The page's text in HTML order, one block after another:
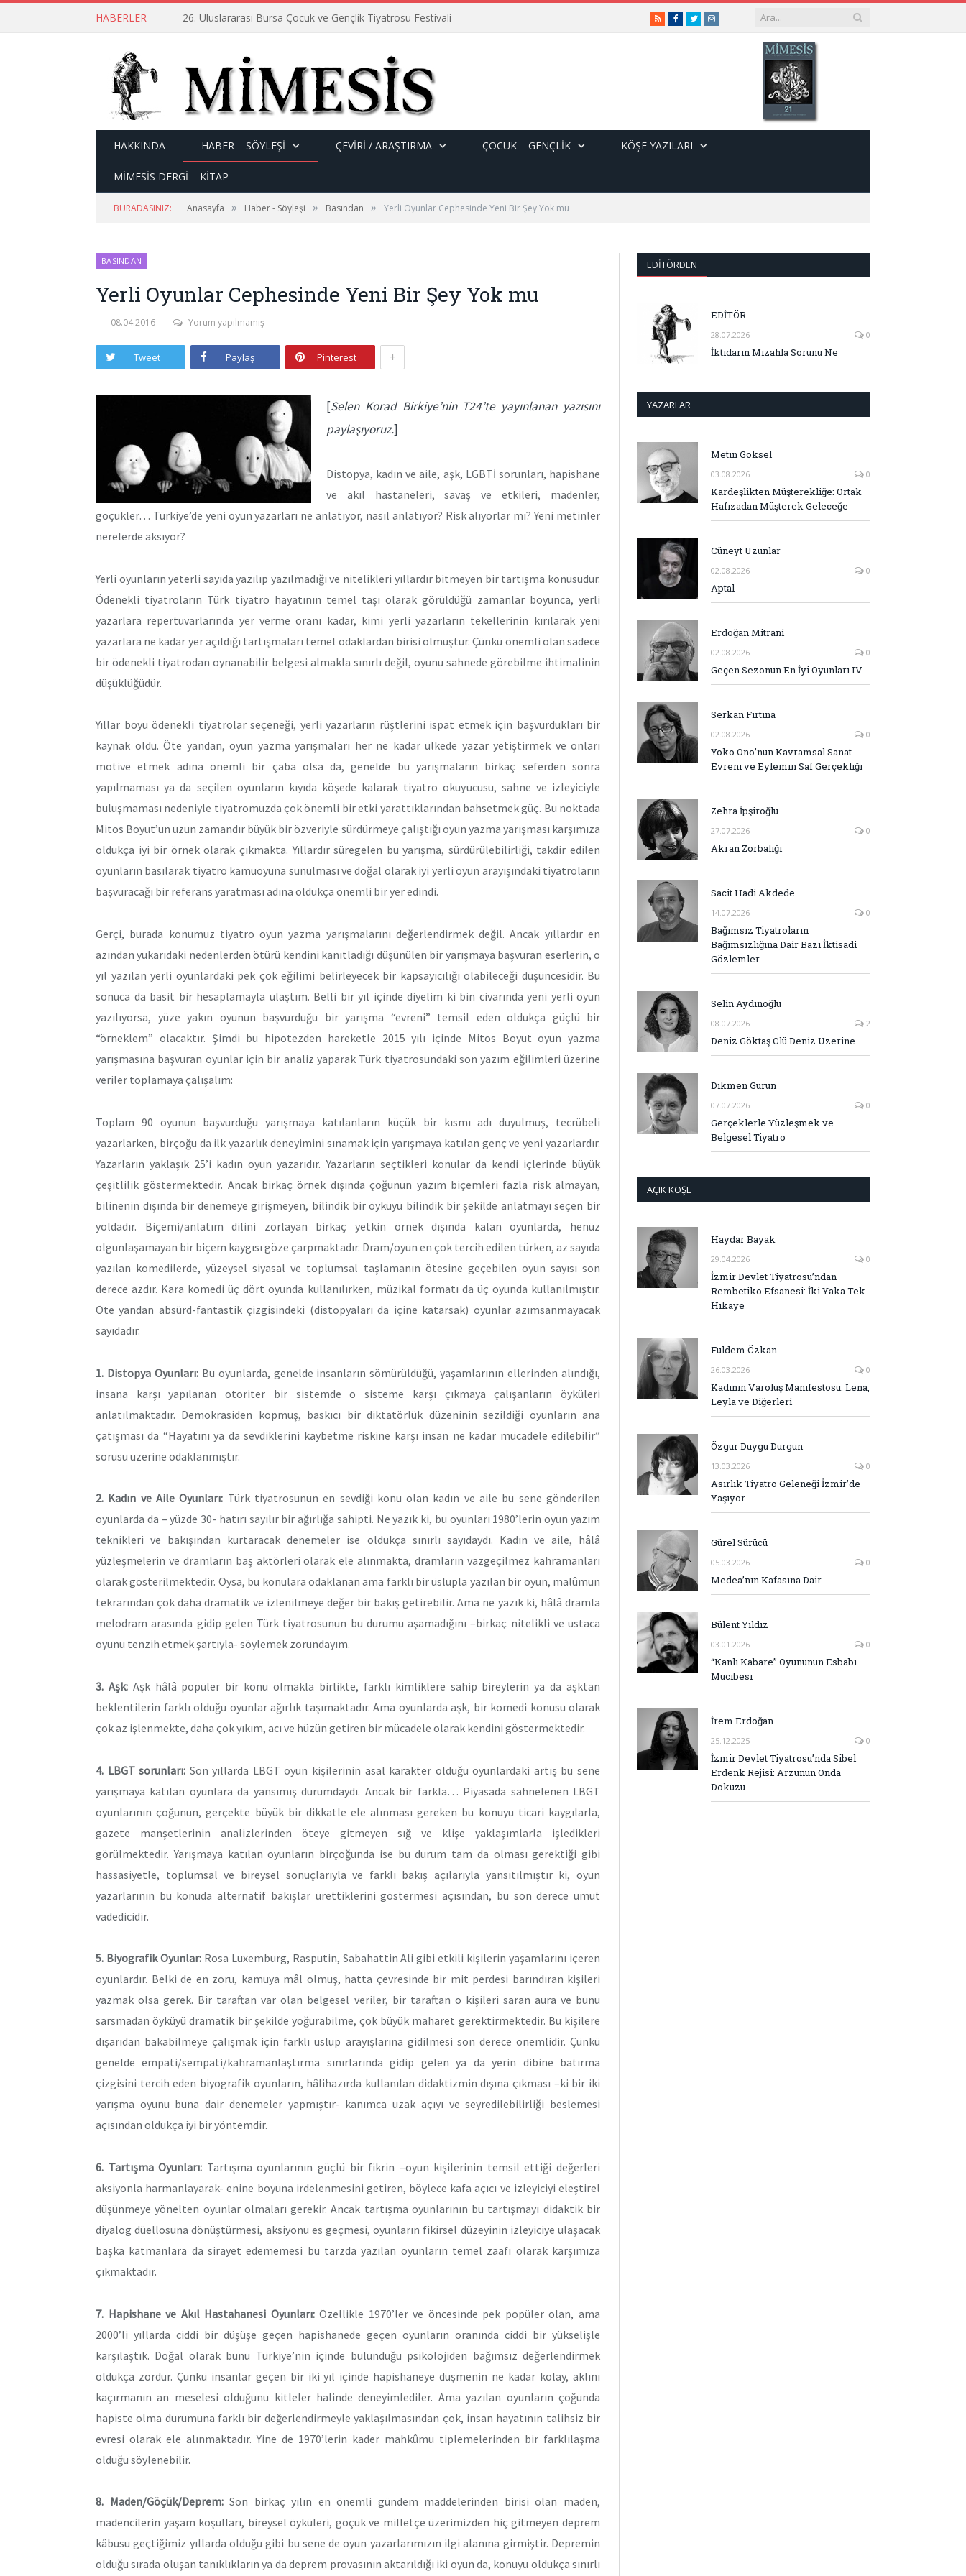
HABERLER 26. Uluslararası Bursa Çocuk ve Gençlik Tiyatrosu Festivali RSSFacebook
TwitterInstagram
HAKKINDA HABER – SÖYLEŞI ÇEVİRİ / ARAŞTIRMA ÇOCUK – GENÇLIK KÖŞE YAZILARI
MİMESİS DERGİ – KİTAP
BURADASINIZ: Anasayfa » Haber - Söyleşi » Basından » Yerli Oyunlar Cephesinde Yeni Bir Şey Yok mu
BASINDAN
Yerli Oyunlar Cephesinde Yeni Bir Şey Yok mu
08.04.2016 Yorum yapılmamış
Tweet Paylaş Pinterest +
[Selen Korad Birkiye’nin T24’te yayınlanan yazısını
paylaşıyoruz.]
Distopya, kadın ve aile, aşk, LGBTİ sorunları, hapishane
ve akıl hastaneleri, savaş ve etkileri, madenler,
göçükler… Türkiye’de yeni oyun yazarları ne anlatıyor, nasıl anlatıyor? Risk alıyorlar mı? Yeni metinler
nerelerde aksıyor?
Yerli oyunların yeterli sayıda yazılıp yazılmadığı ve nitelikleri yıllardır bitmeyen bir tartışma konusudur.
Ödenekli tiyatroların Türk tiyatro hayatının temel taşı olarak görüldüğü zamanlar boyunca, yerli
yazarlara repertuvarlarında yer verme oranı kadar, kimi yerli yazarların tekellerinin kırılarak yeni
yazarlara ne kadar yer açıldığı tartışmaları temel odaklardan birisi olmuştur. Çünkü önemli olan sadece
bir ödenekli tiyatrodan oynanabilir belgesi almakla sınırlı değil, oyunu sahnede görebilme ihtimalinin
düşüklüğüdür.
Yıllar boyu ödenekli tiyatrolar seçeneği, yerli yazarların rüştlerini ispat etmek için başvurdukları bir
kaynak oldu. Öte yandan, oyun yazma yarışmaları her ne kadar ülkede yazar yetiştirmek ve onları
motive etmek adına önemli bir çaba olsa da, genelde bu yarışmaların birkaç seferden sonra
yapılmaması ya da seçilen oyunların kıyıda köşede kalarak tiyatro okuyucusu, sahne ve izleyiciyle
buluşmaması nedeniyle tiyatromuzda çok önemli bir etki yarattıklarından bahsetmek güç. Bu noktada
Mitos Boyut’un uzun zamandır büyük bir özveriyle sürdürmeye çalıştığı oyun yazma yarışması karşımıza
oldukça iyi bir örnek olarak çıkmakta. Yıllardır süregelen bu yarışma, sürdürülebilirliği, takdir edilen
oyunların basılarak tiyatro kamuoyuna sunulması ve doğal olarak iyi yerli oyun arayışındaki tiyatroların
başvuracağı bir referans yaratması adına oldukça önemli bir yer edindi.
Gerçi, burada konumuz tiyatro oyun yazma yarışmalarını değerlendirmek değil. Ancak yıllardır en
azından yukarıdaki nedenlerden ötürü kendini kanıtladığı düşünülen bir yarışmaya başvuran eserlerin, o
yıl yazılan yerli oyunlardaki pek çok eğilimi belirleyecek bir kapsayıcılığı olabileceği düşüncesidir. Bu
sonuca da basit bir hesaplamayla ulaştım. Belli bir yıl içinde diyelim ki bin civarında yeni yerli oyun
yazılıyorsa, yüze yakın oyunun başvurduğu bir yarışma “evreni” temsil eden oldukça güçlü bir
“örneklem” olacaktır. Şimdi bu hipotezden hareketle 2015 yılı içinde Mitos Boyut oyun yazma
yarışmasına başvuran oyunlar için bir analiz yaparak Türk tiyatrosundaki son yazım eğilimleri üzerine
veriler toplamaya çalışalım:
Toplam 90 oyunun başvurduğu yarışmaya katılanların küçük bir kısmı adı duyulmuş, tecrübeli
yazarlarken, birçoğu da ilk yazarlık deneyimini sınamak için yarışmaya katılan genç ve yeni yazarlardır.
Yazarların yaklaşık 25’i kadın oyun yazarıdır. Yazarların seçtikleri konular da kendi içlerinde büyük
çeşitlilik göstermektedir. Ancak birkaç örnek dışında çoğunun yazım biçemleri fazla risk almayan,
bilinenin dışında bir denemeye girişmeyen, bilindik bir öyküyü bilindik bir şekilde anlatmayı seçen bir
yoldadır. Biçemi/anlatım dilini zorlayan birkaç yetkin örnek dışında kalan oyunlarda, henüz
olgunlaşamayan bir biçem kaygısı göze çarpmaktadır. Dram/oyun en çok tercih edilen türken, az sayıda
yazılan komedilerde, yüzeysel siyasal ve toplumsal taşlamanın ötesine geçebilen oyun sayısı son
derece azdır. Kara komedi üç dört oyunda kullanılırken, müzikal formatı da üç oyunda kullanılmıştır.
Öte yandan absürd-fantastik çizgisindeki (distopyaları da içine katarsak) oyunlar azımsanmayacak
sayıdadır.
1. Distopya Oyunları:Bu oyunlarda, genelde insanların sömürüldüğü, yaşamlarının ellerinden alındığı,
insana karşı yapılanan otoriter bir sistemde o sisteme karşı çıkmaya çalışanların öyküleri
anlatılmaktadır. Demokrasiden kopmuş, baskıcı bir diktatörlük düzeninin sezildiği oyunların ana
çatışması da “Hayatını ya da sevdiklerini kaybetme riskine karşı insan ne kadar mücadele edilebilir”
sorusu üzerine odaklanmıştır.
2. Kadın ve Aile Oyunları: Türk tiyatrosunun en sevdiği konu olan kadın ve aile bu sene gönderilen
oyunlarda da – yüzde 30- hatırı sayılır bir ağırlığa sahipti. Ne yazık ki, bu oyunları 1980’lerin oyun yazım
teknikleri ve bakışından kurtaracak denemeler ise oldukça sınırlı sayıdaydı. Kadın ve aile, hâlâ
yüzleşmelerin ve dramların baş aktörleri olarak ele alınmakta, dramların vazgeçilmez kahramanları
olarak gösterilmektedir. Oysa, bu konulara odaklanan ama farklı bir üslupla yazılan bir oyun, malûmun
tekrarından çok daha dramatik ve izlenilmeye değer bir bakış getirebilir. Ama ne yazık ki, hâlâ dramla
melodram arasında gidip gelen Türk tiyatrosunun bu durumu aşamadığını –birkaç nitelikli ve ustaca
oyunu tenzih etmek şartıyla- söylemek zorundayım.
3. Aşk:Aşk hâlâ popüler bir konu olmakla birlikte, farklı kimliklere sahip bireylerin ya da aşktan
beklentilerin farklı olduğu oyunlar ağırlık taşımaktadır. Ama oyunlarda aşk, bir komedi konusu olarak
çok az işlenmekte, daha çok yıkım, acı ve hüzün getiren bir mücadele olarak kendini göstermektedir.
4. LBGT sorunları: Son yıllarda LBGT oyun kişilerinin asal karakter olduğu oyunlardaki artış bu sene
yarışmaya katılan oyunlara da yansımış durumdaydı. Ancak bir farkla… Piyasada sahnelenen LBGT
oyunlarının çoğunun, gerçekte büyük bir dikkatle ele alınması gereken bu konuyu ticari kaygılarla,
gazete manşetlerinin analizlerinden öteye gitmeyen sığ ve klişe yaklaşımlarla işledikleri
görülmektedir. Yarışmaya katılan oyunların birçoğunda ise bu durum tam da olması gerektiği gibi
hassasiyetle, toplumsal ve bireysel sonuçlarıyla ve farklı bakış açılarıyla yansıtılmıştır ki, oyun
yazarlarının bu konuda alternatif bakışlar ürettiklerini göstermesi açısından, bu son derece umut
vadedicidir.
5. Biyografik Oyunlar:Rosa Luxemburg, Rasputin, Sabahattin Ali gibi etkili kişilerin yaşamlarını içeren
oyunlardır. Belki de en zoru, kamuya mâl olmuş, hatta çevresinde bir mit perdesi barındıran kişileri
yazmak olsa gerek. Bir taraftan var olan belgesel veriler, bir taraftan o kişileri saran aura ve bunu
sarsmadan öyküyü dramatik bir şekilde yoğurabilme, çok büyük maharet gerektirmektedir. Bu kişilere
dışarıdan bakabilmeye çalışmak için farklı üslup arayışlarına gidilmesi son derece önemlidir. Çünkü
genelde empati/sempati/kahramanlaştırma sınırlarında gidip gelen ya da yerin dibine batırma
çizgisini tercih eden biyografik oyunların, hâlihazırda kullanılan didaktizmin dışına çıkması –ki bir iki
yarışma oyunu buna dair denemeler yapmıştır- kanımca uzak açıyı ve seyredilebilirliği beslemesi
açısından oldukça iyi bir yöntemdir.
6. Tartışma Oyunları: Tartışma oyunlarının güçlü bir fikrin –oyun kişilerinin temsil ettiği değerleri
aksiyonla harmanlayarak- enine boyuna irdelenmesini getiren, böylece kafa açıcı ve izleyiciyi eleştirel
düşünmeye yönelten oyunlar olmaları gerekir. Ancak tartışma oyunlarının bu tartışmayı didaktik bir
diyalog düellosuna dönüştürmesi, aksiyonu es geçmesi, oyunların fikirsel düzeyinin izleyiciye ulaşacak
başka katmanlara da sirayet edememesi bu tarzda yazılan oyunların temel zaafı olarak karşımıza
çıkmaktadır.
7. Hapishane ve Akıl Hastahanesi Oyunları:Özellikle 1970’ler ve öncesinde pek popüler olan, ama
2000’li yıllarda ciddi bir düşüşe geçen hapishanede geçen oyunların oranında ciddi bir yükselişle
karşılaştık. Doğal olarak bunu Türkiye’nin içinde bulunduğu psikolojiden bağımsız değerlendirmek
oldukça zordur. Çünkü insanlar geçen bir iki yıl içinde hapishaneye düşmenin ne kadar kolay, aklını
kaçırmanın an meselesi olduğunu kitleler halinde deneyimlediler. Ama yazılan oyunların çoğunda
hapiste olma durumuna farklı bir değerlendirmeyle yaklaşılmasından çok, insan hayatının talihsiz bir
evresi olarak ele alınmaktadır. Yine de 1970’lerin kader mahkûmu tiplemelerinden bir farklılaşma
olduğu söylenebilir.
8. Maden/Göçük/Deprem:Son birkaç yılın en önemli gündem maddelerinden birisi olan maden,
madencilerin yaşam koşulları, bireysel öyküleri, göçük ve milletçe üzerimizden hiç gitmeyen deprem
kâbusu geçtiğimiz yıllarda olduğu gibi bu sene de oyun yazarlarımızın ilgi alanına girmiştir. Depremin
olduğu sırada oluşan tanıklıkların ya da deprem provasının aktarıldığı iki oyun da, konuyu oldukça sınırlı
EDITÖRDEN
EDİTÖR
28.07.2026 0
İktidarın Mizahla Sorunu Ne
YAZARLAR
Metin Göksel
03.08.2026 0
Kardeşlikten Müşterekliğe: Ortak
Hafızadan Müşterek Geleceğe
Cüneyt Uzunlar
02.08.2026 0
Aptal
Erdoğan Mitrani
02.08.2026 0
Geçen Sezonun En İyi Oyunları IV
Serkan Fırtına
02.08.2026 0
Yoko Ono’nun Kavramsal Sanat
Evreni ve Eylemin Saf Gerçekliği
Zehra İpşiroğlu
27.07.2026 0
Akran Zorbalığı
Sacit Hadi Akdede
14.07.2026 0
Bağımsız Tiyatroların
Bağımsızlığına Dair Bazı İktisadi
Gözlemler
Selin Aydınoğlu
08.07.2026 2
Deniz Göktaş Ölü Deniz Üzerine
Dikmen Gürün
07.07.2026 0
Gerçeklerle Yüzleşmek ve
Belgesel Tiyatro
AÇIK KÖŞE
Haydar Bayak
29.04.2026 0
İzmir Devlet Tiyatrosu’ndan
Rembetiko Efsanesi: İki Yaka Tek
Hikaye
Fuldem Özkan
26.03.2026 0
Kadının Varoluş Manifestosu: Lena,
Leyla ve Diğerleri
Özgür Duygu Durgun
13.03.2026 0
Asırlık Tiyatro Geleneği İzmir’de
Yaşıyor
Gürel Sürücü
05.03.2026 0
Medea’nın Kafasına Dair
Bülent Yıldız
03.01.2026 0
“Kanlı Kabare” Oyununun Esbabı
Mucibesi
İrem Erdoğan
25.12.2025 0
İzmir Devlet Tiyatrosu’nda Sibel
Erdenk Rejisi: Arzunun Onda
Dokuzu